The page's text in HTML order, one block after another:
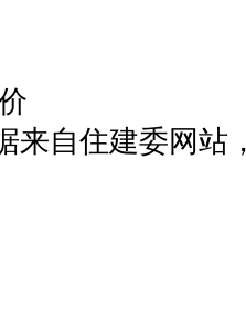
来自住建委网站